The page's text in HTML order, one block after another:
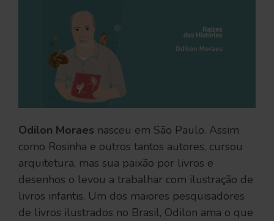
Odilon Moraes nasceu em São Paulo. Assim
como Rosinha e outros tantos autores, cursou
arquitetura, mas sua paixão por livros e
desenhos o levou a trabalhar com ilustração de
livros infantis. Um dos maiores pesquisadores
de livros ilustrados no Brasil, Odilon ama o que